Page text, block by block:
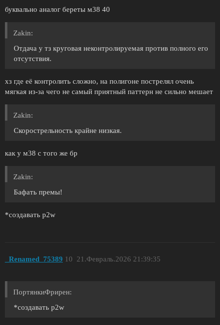
буквально аналог береты м38 40
Zakin:
Отдача у тз круговая неконтролируемая против полного его
отсутствия.
хз где её контролить сложно, на полигоне пострелял очень
мягкая из-за чего не самый приятный паттерн не сильно мешает
Zakin:
Скорострельность крайне низкая.
как у м38 с того же бр
Zakin:
Бафать премы!
*создавать p2w
_Renamed_75389 21.Февраль.2026 21:39:35
10
ПортянкиФрирен:
*создавать p2w